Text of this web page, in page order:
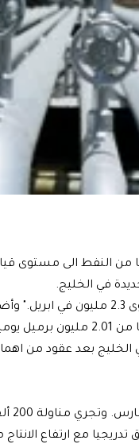
في الخليج.
وقال المسؤول في اتصال هاتفي من بغداد
الخليج بعد عقود من
برميل يوميا على المنصة.
مع ارتفاع